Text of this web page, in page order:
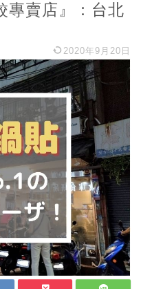
專賣店』：台北
2020年9月20日